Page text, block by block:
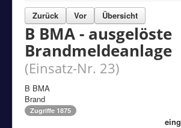
Home
Einsätze
Aktuelles
Über uns
Fuhrpark
Bürgerinformationen
Zurück Vor Übersicht
B BMA - ausgelöste
Brandmeldeanlage
(Einsatz-Nr. 23)
B BMA
Brand
Zugriffe 1875